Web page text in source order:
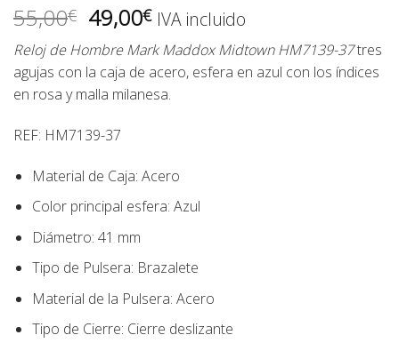
55,00€ El
precio
original
era:
55,00€.
49,00€El
precio
actual
es:
49,00€.
IVA incluido
Reloj de Hombre Mark Maddox Midtown HM7139-37tres
agujas con la caja de acero, esfera en azul con los índices
en rosa y malla milanesa.
REF: HM7139-37
Material de Caja: Acero
Color principal esfera: Azul
Diámetro: 41 mm
Tipo de Pulsera: Brazalete
Material de la Pulsera: Acero
Tipo de Cierre: Cierre deslizante